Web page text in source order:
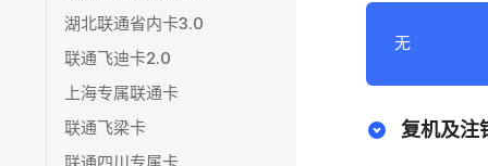
湖北联通省内卡3.0
联通飞迪卡2.0
上海专属联通卡
联通飞梁卡
无
复机及注